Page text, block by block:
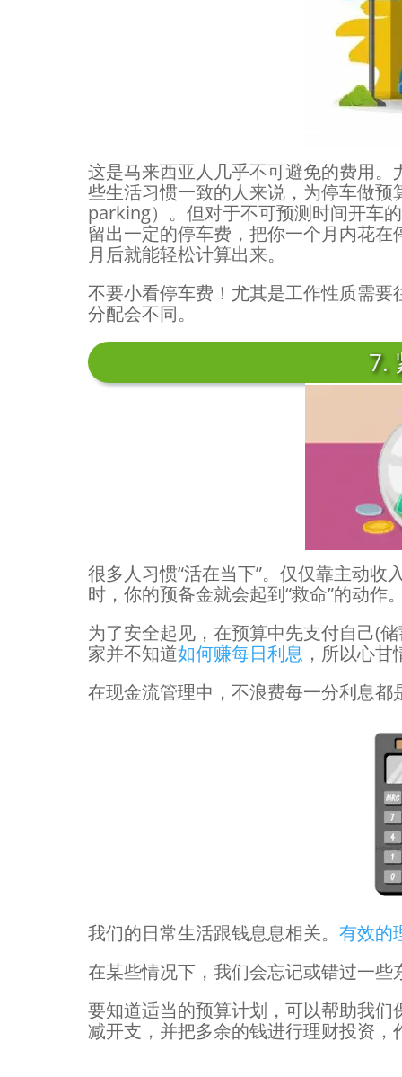
这是马来西亚人几乎不可避免的费用
些生活习惯一致的人来说，为停车做
parking）。但对于不可预测时间开车
留出一定的停车费，把你一个月内花
月后就能轻松计算出来。
不要小看停车费！尤其是工作性质需
分配会不同。
7.
很多人习惯“活在当下”。仅仅靠主动
时，你的预备金就会起到“救命”的动作
为了安全起见，在预算中先支付自己(
家并不知道如何赚每日利息 ，所以心
在现金流管理中，不浪费每一分利息
我们的日常生活跟钱息息相关。 有效的
在某些情况下，我们会忘记或错过一
要知道适当的预算计划，可以帮助我
减开支，并把多余的钱进行理财投资，